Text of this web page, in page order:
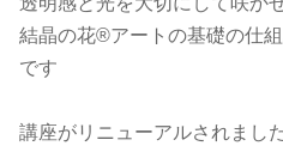
結晶の花®アートの基礎の仕
です
講座がリニューアルされまし